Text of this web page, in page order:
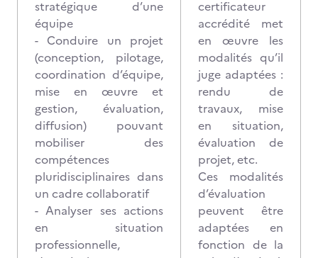
stratégique d’une
équipe
- Conduire un projet
(conception, pilotage,
coordination d’équipe,
mise en œuvre et
gestion, évaluation,
diffusion) pouvant
mobiliser des
compétences
pluridisciplinaires dans
un cadre collaboratif
- Analyser ses actions
en situation
professionnelle,
certificateur
accrédité met
en œuvre les
modalités qu’il
juge adaptées :
rendu de
travaux, mise
en situation,
évaluation de
projet, etc.
Ces modalités
d’évaluation
peuvent être
adaptées en
fonction de la